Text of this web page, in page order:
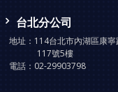
台北分公司
地址： 114台北市內湖區康
117號5樓
電話： 02-29903798